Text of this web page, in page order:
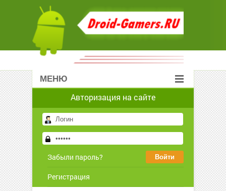
МЕНЮ
Авторизация на сайте
Забыли пароль?
Регистрация